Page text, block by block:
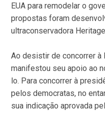
EUA para remodelar o
propostas foram
ultraconservadora
Ao desistir de concorrer à
manifestou seu apoio ao
lo. Para concorrer à
pelos democratas, no
sua indicação aprovada